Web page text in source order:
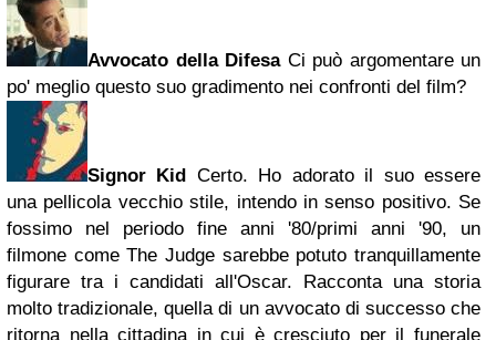
Avvocato della DifesaCi può argomentare un
po' meglio questo suo gradimento nei confronti del film?
Signor Kid
Certo. Ho adorato il suo essere
una pellicola vecchio stile, intendo in senso positivo. Se
fossimo nel periodo fine anni '80/primi anni '90, un
filmone come The Judge sarebbe potuto tranquillamente
figurare tra i candidati all'Oscar. Racconta una storia
molto tradizionale, quella di un avvocato di successo che
ritorna nella cittadina in cui è cresciuto per il funerale